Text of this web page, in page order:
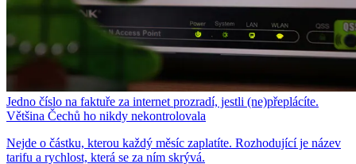
Jedno číslo na faktuře za internet prozradí, jestli (ne)přeplácíte.
Většina Čechů ho nikdy nekontrolovala
Nejde o částku, kterou každý měsíc zaplatíte. Rozhodující je název
tarifu a rychlost, která se za ním skrývá.